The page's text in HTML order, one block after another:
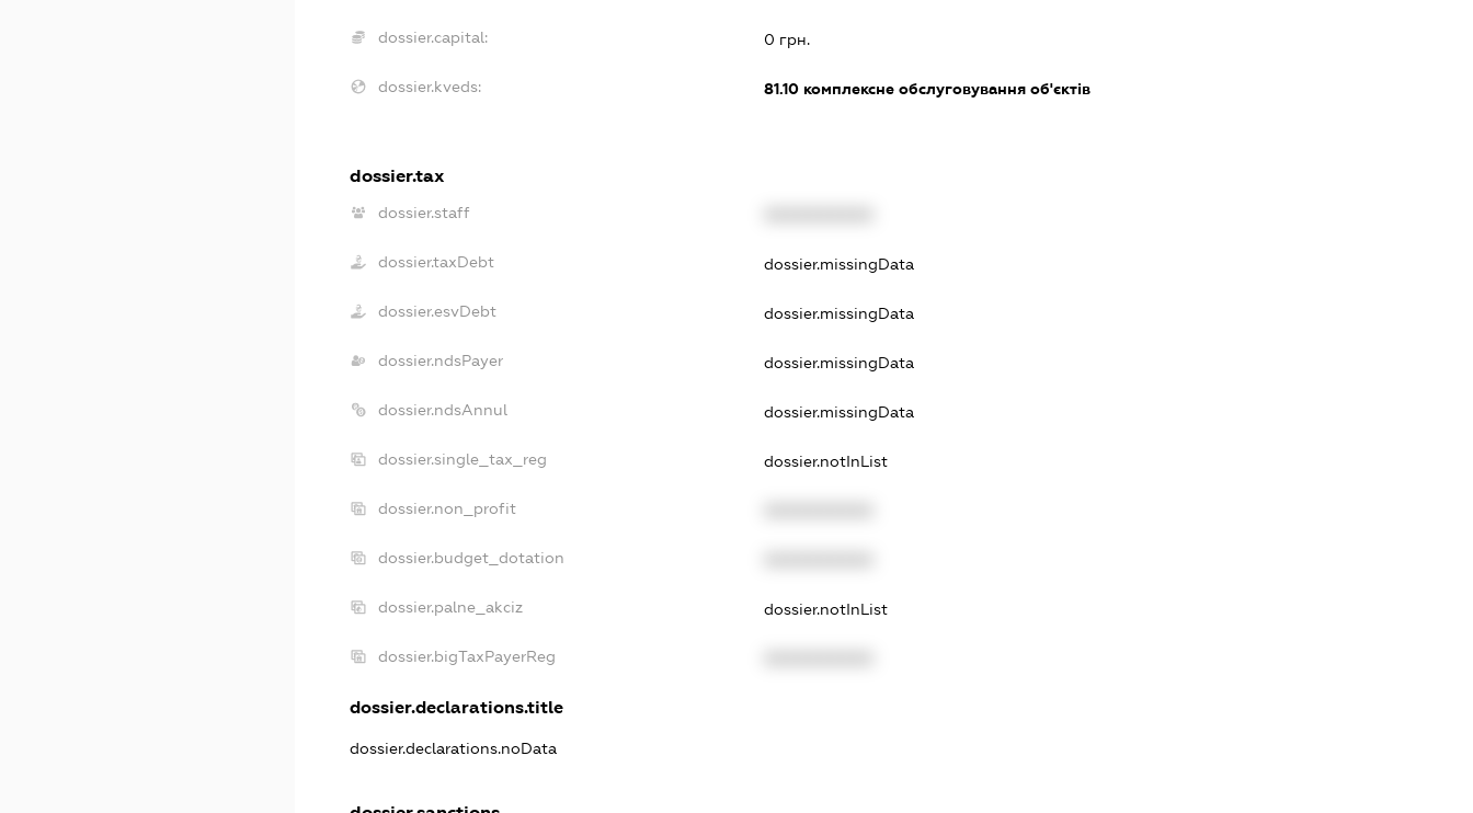
dossier.capital: 0 грн.
dossier.kveds: 81.10 комплексне обслуговування об'єктів
dossier.tax
dossier.staff
dossier.taxDebt dossier.missingData
dossier.esvDebt dossier.missingData
dossier.ndsPayer dossier.missingData
dossier.ndsAnnul dossier.missingData
dossier.single_tax_reg dossier.notInList
dossier.non_profit
dossier.budget_dotation
dossier.palne_akciz dossier.notInList
dossier.bigTaxPayerReg
dossier.declarations.title
dossier.declarations.noData